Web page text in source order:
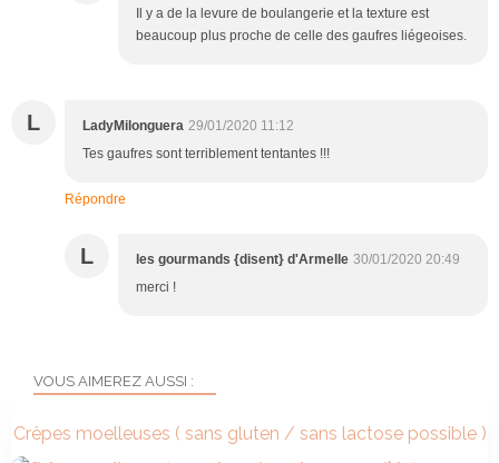
Il y a de la levure de boulangerie et la texture est
beaucoup plus proche de celle des gaufres liégeoises.
L LadyMilonguera 29/01/2020 11:12
Tes gaufres sont terriblement tentantes !!!
Répondre
L les gourmands {disent} d'Armelle 30/01/2020 20:49
merci !
VOUS AIMEREZ AUSSI :
Crêpes moelleuses ( sans gluten / sans lactose possible )